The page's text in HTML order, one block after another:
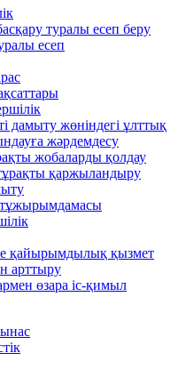
туралы есеп беру
есеп
дамыту жөніндегі ұлттық
жәрдемдесу
жобаларды қолдау
қаржыландыру
қайырымдылық қызмет
арттыру
өзара іс-қимыл